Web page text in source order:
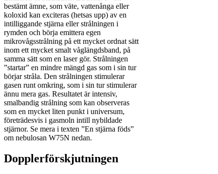
bestämt ämne, som väte, vattenånga eller
koloxid kan exciteras (hetsas upp) av en
intilliggande stjärna eller strålningen i
rymden och börja emittera egen
mikrovågsstrålning på ett mycket ordnat sätt
inom ett mycket smalt våglängdsband, på
samma sätt som en laser gör. Strålningen
”startar” en mindre mängd gas som i sin tur
börjar stråla. Den strålningen stimulerar
gasen runt omkring, som i sin tur stimulerar
ännu mera gas. Resultatet är intensiv,
smalbandig strålning som kan observeras
som en mycket liten punkt i universum,
företrädesvis i gasmoln intill nybildade
stjärnor. Se mera i texten ”En stjärna föds”
om nebulosan W75N nedan.
Dopplerförskjutningen